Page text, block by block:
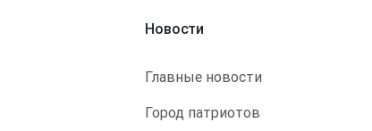
Новости
Главные новости
Город патриотов